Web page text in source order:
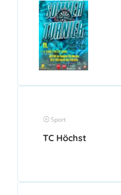
Sport
TC Höchst